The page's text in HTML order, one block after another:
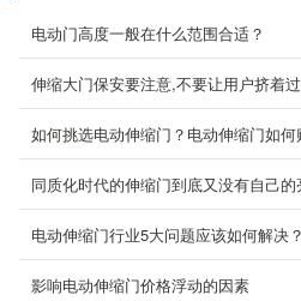
电动门高度一般在什么范围合适？
伸缩大门保安要注意,不要让用户挤着
如何挑选电动伸缩门？电动伸缩门如何
同质化时代的伸缩门到底又没有自己的
电动伸缩门行业5大问题应该如何解决？
影响电动伸缩门价格浮动的因素
1、型材规格：主
交叉杆：
门颜色为沙...